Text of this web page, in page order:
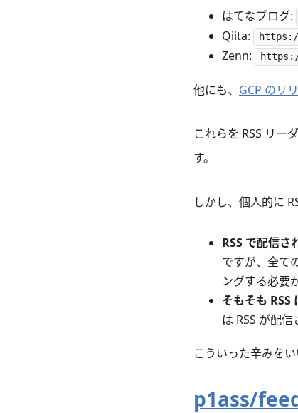
はてなブログ:
Qiita:
Zenn:
他にも、 GCP のリ
これらを RSS リー
す。
しかし、個人的に
RSS で配信さ
ですが、全て
ングする必要
そもそも RSS
は RSS が配信
こういった辛みを
p1ass/